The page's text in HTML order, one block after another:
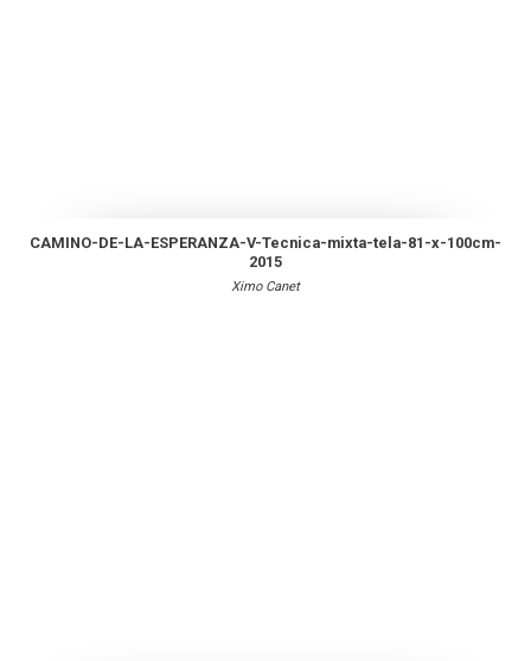
CAMINO-DE-LA-ESPERANZA-V-Tecnica-mixta-tela-81-x-100cm-
2015
Ximo Canet